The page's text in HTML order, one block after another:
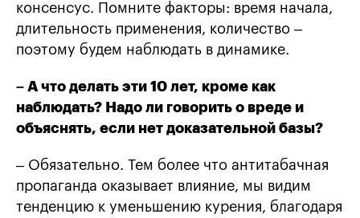
консенсус. Помните факторы: время начала,
длительность применения, количество –
поэтому будем наблюдать в динамике.
– А что делать эти 10 лет, кроме как
наблюдать? Надо ли говорить о вреде и
объяснять, если нет доказательной базы?
– Обязательно. Тем более что антитабачная
пропаганда оказывает влияние, мы видим
тенденцию к уменьшению курения, благодаря